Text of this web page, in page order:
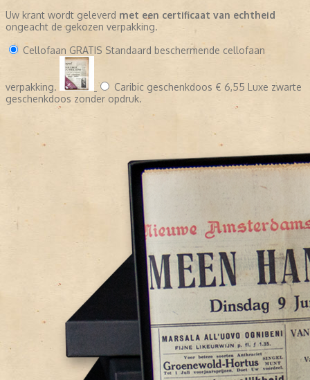
Uw krant wordt geleverd met een certificaat van echtheid
ongeacht de gekozen verpakking.
Cellofaan GRATIS Standaard beschermende cellofaan
verpakking. Caribic geschenkdoos € 6,55 Luxe zwarte
geschenkdoos zonder opdruk.